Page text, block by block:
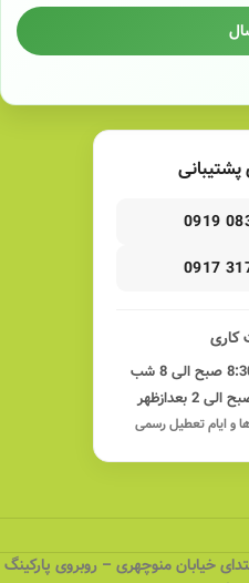
0919
0917
کاری
و ایام تعطیل رسمی
خیابان منوچهری – روبروی پارکینگ